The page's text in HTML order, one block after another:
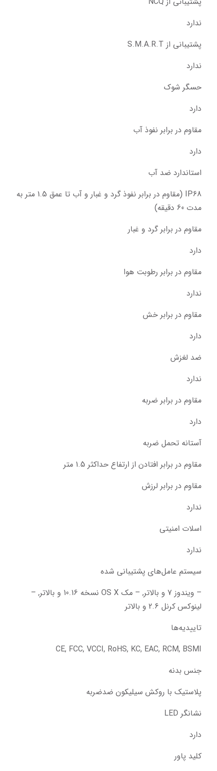
ندارد
پشتیبانی از S.M.A.R.T
ندارد
حسگر شوک
دارد
مقاوم در برابر نفوذ آب
دارد
استاندارد ضد آب
مدت 60 دقیقه)
مقاوم در برابر گرد و غبار
دارد
مقاوم در برابر رطوبت هوا
ندارد
مقاوم در برابر خش
دارد
ضد لغزش
ندارد
مقاوم در برابر ضربه
دارد
آستانه تحمل ضربه
مقاوم در برابر افتادن از ارتفاع حداکثر 1.5 متر
مقاوم در برابر لرزش
ندارد
اسلات امنیتی
ندارد
سیستم عامل‌های پشتیبانی شده
لینوکس کرنل 2.6 و بالاتر
تاییدیه‌ها
CE, FCC, VCCI, RoHS, KC, EAC, RCM, BSMI
جنس بدنه
پلاستیک با روکش سیلیکون ضدضربه
نشانگر LED
دارد
کلید پاور